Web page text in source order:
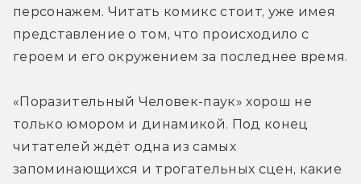
персонажем. Читать комикс стоит, уже имея
представление о том, что происходило с
героем и его окружением за последнее время.
«Поразительный Человек-паук» хорош не
только юмором и динамикой. Под конец
читателей ждёт одна из самых
запоминающихся и трогательных сцен, какие